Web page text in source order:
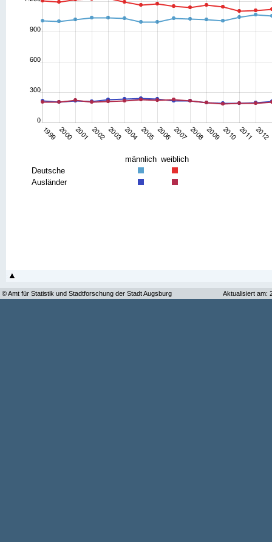
männlich weiblich
Deutsche
Ausländer
© Amt für Statistik und Stadtforschung der Stadt Augsburg Aktualisiert am: